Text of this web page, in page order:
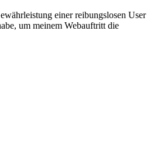
‍einer⁤ reibungslosen⁣ User
​um meinem Webauftritt die